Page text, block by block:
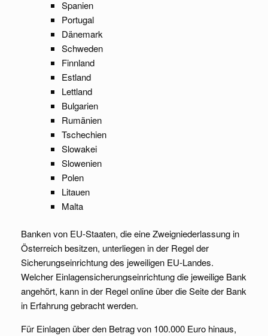
Spanien
Portugal
Dänemark
Schweden
Finnland
Estland
Lettland
Bulgarien
Rumänien
Tschechien
Slowakei
Slowenien
Polen
Litauen
Malta
Banken von EU-Staaten, die eine Zweigniederlassung in
Österreich besitzen, unterliegen in der Regel der
Sicherungseinrichtung des jeweiligen EU-Landes.
Welcher Einlagensicherungseinrichtung die jeweilige Bank
angehört, kann in der Regel online über die Seite der Bank
in Erfahrung gebracht werden.
Für Einlagen über den Betrag von 100.000 Euro hinaus,